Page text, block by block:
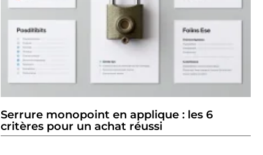
Serrure monopoint en applique : les 6
critères pour un achat réussi